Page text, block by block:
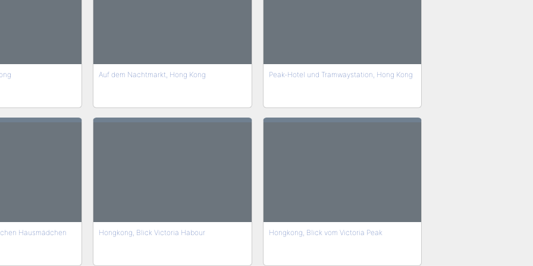
Auf dem Nachtmarkt, Hong Kong Peak-Hotel und Tramwaystation, Hong Kong
Hausmädchen Hongkong, Blick Victoria Habour Hongkong, Blick vom Victoria Peak